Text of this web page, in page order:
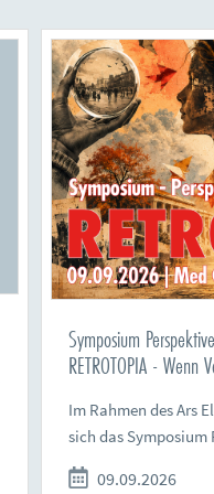
Symposium
RETROTOPIA -
Im Rahmen des Ars
sich das
09.09.2026